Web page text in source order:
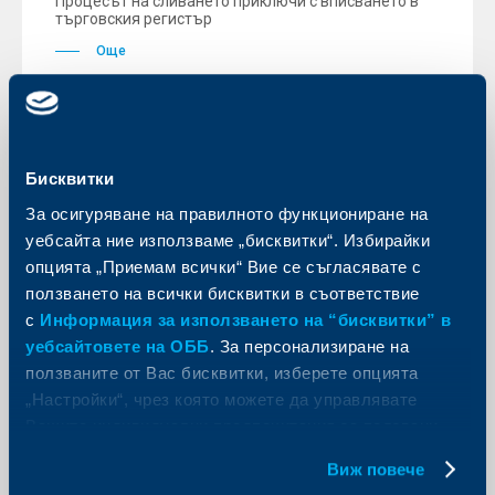
Бисквитки
За осигуряване на правилното функциониране на
уебсайта ние използваме „бисквитки“. Избирайки
опцията „Приемам всички“ Вие се съгласявате с
ползването на всички бисквитки в съответствие
с Информация за използването на “бисквитки” в
уебсайтовете на ОББ. За персонализиране на
ползваните от Вас бисквитки, изберете опцията
„Настройки“, чрез която можете да управлявате
Виж повече
търговския регистър
Още
KBC Банк
Райфайзенбанк: Потребителите са
все още подвластни на
несигурността, възстановяването
на доверието ще отнеме още
време
07 октомври 2010
Райфайзенбанк (България) публикува месечния си